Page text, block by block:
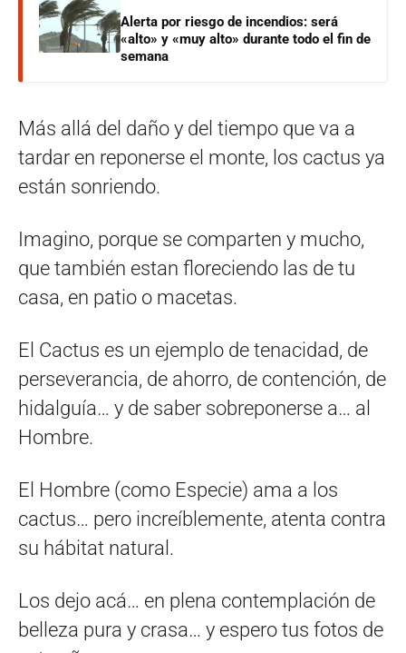
Alerta por riesgo de incendios: será
«alto» y «muy alto» durante todo el fin de
semana
Más allá del daño y del tiempo que va a
tardar en reponerse el monte, los cactus ya
están sonriendo.
Imagino, porque se comparten y mucho,
que también estan floreciendo las de tu
casa, en patio o macetas.
El Cactus es un ejemplo de tenacidad, de
perseverancia, de ahorro, de contención, de
hidalguía… y de saber sobreponerse a… al
Hombre.
El Hombre (como Especie) ama a los
cactus… pero increíblemente, atenta contra
su hábitat natural.
Los dejo acá… en plena contemplación de
belleza pura y crasa… y espero tus fotos de